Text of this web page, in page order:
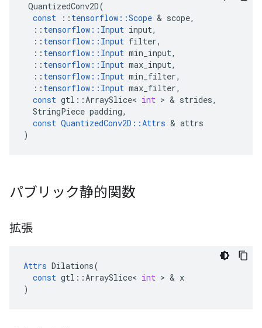
QuantizedConv2D(
const
:: tensorflow ::Scope & scope,
:: tensorflow :: Input input,
:: tensorflow :: Input filter,
:: tensorflow :: Input min_input,
:: tensorflow :: Input max_input,
:: tensorflow :: Input min_filter,
:: tensorflow :: Input max_filter,
const gtl ::ArraySlice< int > & strides,
StringPiece padding,
const QuantizedConv2D ::Attrs & attrs
)
パブリック静的関数
拡張
Attrs Dilations(
const gtl ::ArraySlice< int > & x
)